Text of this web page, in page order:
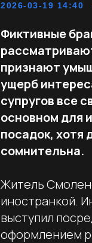
2026-03-19 14:40
Фиктивные
признают
ущерб
супругов все
основном для
посадок, хотя
сомнительна.
Житель
иностранкой.
выступил
оформлением